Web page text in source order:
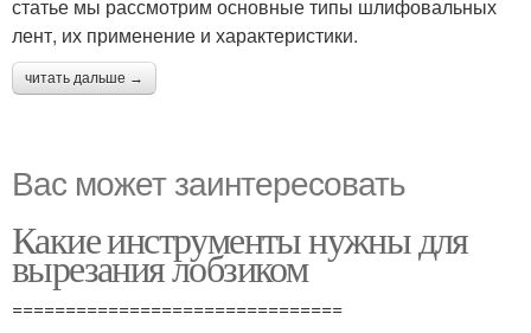
статье мы рассмотрим основные типы шлифовальных
лент, их применение и характеристики.
читать дальше →
Вас может заинтересовать
Какие инструменты нужны для
вырезания лобзиком
===============================